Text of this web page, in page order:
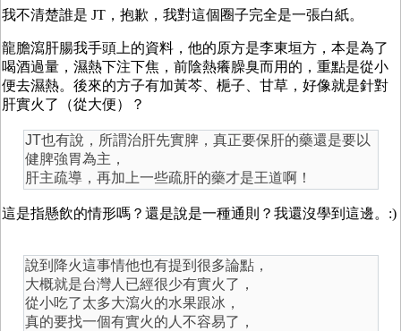
我不清楚誰是 JT，抱歉，我對這個圈子完全是一張白紙。
龍膽瀉肝腸我手頭上的資料，他的原方是李東垣方，本是為了
喝酒過量，濕熱下注下焦，前陰熱癢臊臭而用的，重點是從小
便去濕熱。後來的方子有加黃芩、梔子、甘草，好像就是針對
肝實火了（從大便）？
JT也有說，所謂治肝先實脾，真正要保肝的藥還是要以
健脾強胃為主，
肝主疏導，再加上一些疏肝的藥才是王道啊！
這是指懸飲的情形嗎？還是說是一種通則？我還沒學到這邊。:)
說到降火這事情他也有提到很多論點，
大概就是台灣人已經很少有實火了，
從小吃了太多大瀉火的水果跟冰，
真的要找一個有實火的人不容易了，